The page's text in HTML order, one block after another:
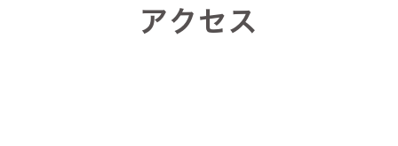
アクセス